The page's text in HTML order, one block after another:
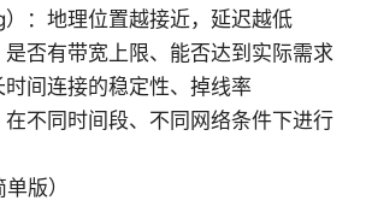
：地理位置越接近，延迟越低
否有带宽上限、能否达到实际需求
间连接的稳定性、掉线率
在不同时间段、不同网络条件下进行
版）